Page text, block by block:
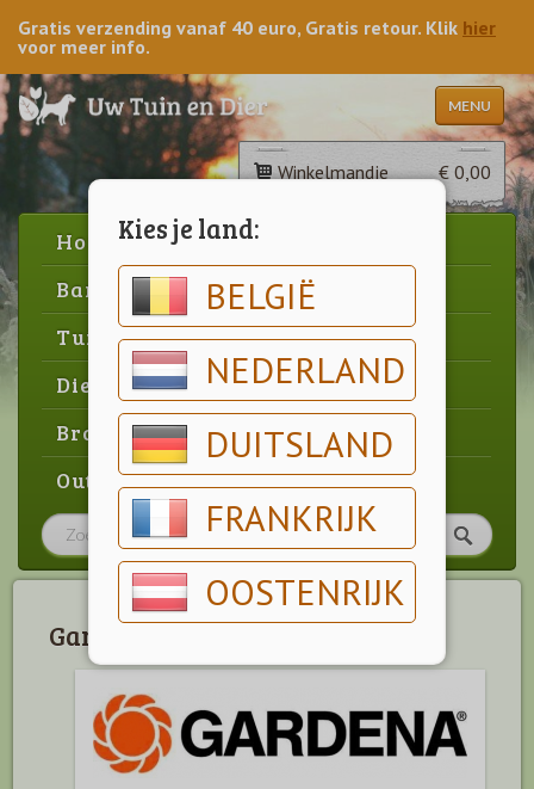
Kies je land:
BELGIË
NEDERLAND
DUITSLAND
FRANKRIJK
OOSTENRIJK
Gratis verzending vanaf 40 euro, Gratis retour. Klik hier
voor meer info.
MENU
Winkelmandje € 0,00
Home
Barbecue
Tuin
Dier
Brood & gebak
Outlet
Gardena